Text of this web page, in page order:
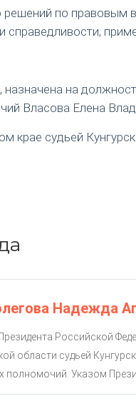
по правовым
на
Власова Елена
судьей
Надежда
Российской
области судьей
полномочий. Указом